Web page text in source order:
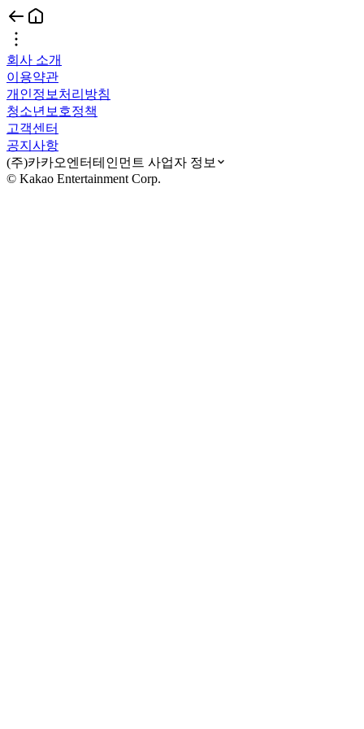
회사 소개
이용약관
개인정보처리방침
청소년보호정책
고객센터
공지사항
(주)카카오엔터테인먼트 사업자 정보
© Kakao Entertainment Corp.